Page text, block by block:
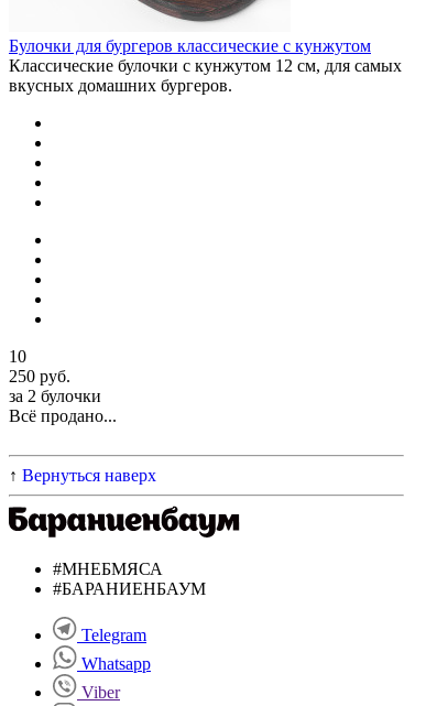
Булочки для бургеров классические с кунжутом
Классические булочки с кунжутом 12 см, для самых
вкусных домашних бургеров.
10
250 руб.
за 2 булочки
Всё продано...
↑ Вернуться наверх
#МНЕБМЯСА
#БАРАНИЕНБАУМ
Telegram
Whatsapp
Viber